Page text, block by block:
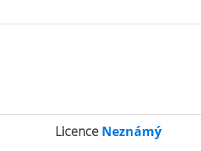
Licence Neznámý